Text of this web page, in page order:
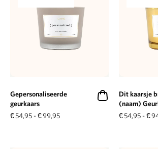
Gepersonaliseerde
geurkaars
€54,95 -€99,95
Dit kaarsje
(naam)
€54,95 -€